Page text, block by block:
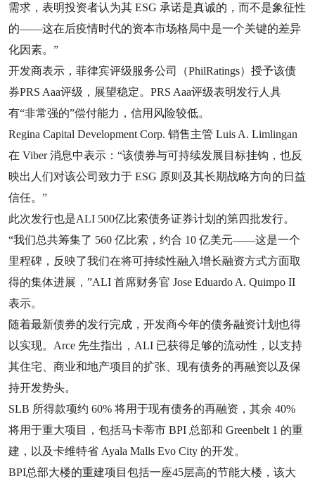
需求，表明投资者认为其 ESG 承诺是真诚的，而不是象征性
的——这在后疫情时代的资本市场格局中是一个关键的差异
化因素。”
开发商表示，菲律宾评级服务公司（PhilRatings）授予该债
券PRS Aaa评级，展望稳定。PRS Aaa评级表明发行人具
有“非常强的”偿付能力，信用风险较低。
Regina Capital Development Corp. 销售主管 Luis A. Limlingan
在 Viber 消息中表示：“该债券与可持续发展目标挂钩，也反
映出人们对该公司致力于 ESG 原则及其长期战略方向的日益
信任。”
此次发行也是ALI 500亿比索债务证券计划的第四批发行。
“我们总共筹集了 560 亿比索，约合 10 亿美元——这是一个
里程碑，反映了我们在将可持续性融入增长融资方式方面取
得的集体进展，”ALI 首席财务官 Jose Eduardo A. Quimpo II
表示。
随着最新债券的发行完成，开发商今年的债务融资计划也得
以实现。Arce 先生指出，ALI 已获得足够的流动性，以支持
其住宅、商业和地产项目的扩张、现有债务的再融资以及保
持开发势头。
SLB 所得款项约 60% 将用于现有债务的再融资，其余 40%
将用于重大项目，包括马卡蒂市 BPI 总部和 Greenbelt 1 的重
建，以及卡维特省 Ayala Malls Evo City 的开发。
BPI总部大楼的重建项目包括一座45层高的节能大楼，该大